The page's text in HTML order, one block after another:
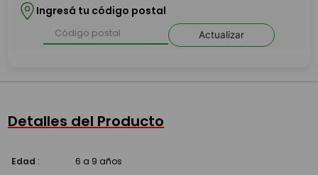
Ingresá tu código postal
Actualizar
Detalles del Producto
Edad : 6 a 9 años